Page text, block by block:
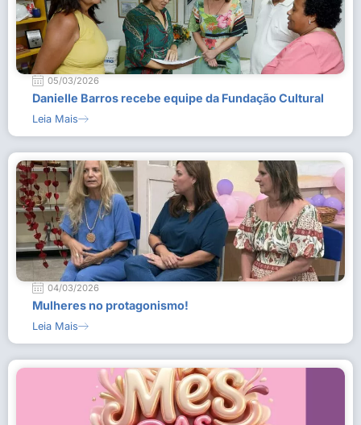
05/03/2026
Danielle Barros recebe equipe da Fundação Cultural
Leia Mais
04/03/2026
Mulheres no protagonismo!
Leia Mais